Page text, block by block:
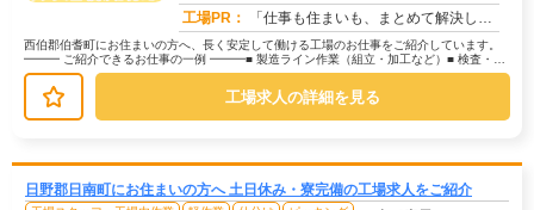
工場PR：
「仕事も住まいも、まとめて解決したい！」そんなあなたを応援します。株式会社京栄センターでは、全国の工場求人をご紹介...
西伯郡伯耆町にお住まいの方へ、長く安定して働ける工場のお仕事をご紹介しています。
━━━ ご紹介できるお仕事の一例 ━━━■ 製造ライン作業（組立・加工など）■ 検査・検
品（目視チェックなど）■ ...
工場求人の詳細を見る
日野郡日南町にお住まいの方へ 土日休み・寮完備の工場求人をご紹介